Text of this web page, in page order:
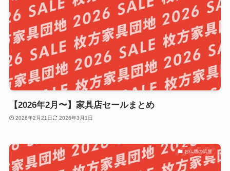
【2026年2月〜】家具店セールまとめ
2026年2月21日 2026年3月1日
お仏壇の浜屋